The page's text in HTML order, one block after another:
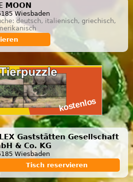
MOON
Wiesbaden
deutsch, italienisch, griechisch,
Gaststätten Gesellschaft
& Co. KG
Wiesbaden
Tisch reservieren